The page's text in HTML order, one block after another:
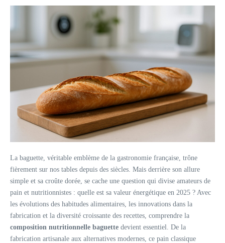
La baguette, véritable emblème de la gastronomie française, trône
fièrement sur nos tables depuis des siècles. Mais derrière son allure
simple et sa croûte dorée, se cache une question qui divise amateurs de
pain et nutritionnistes : quelle est sa valeur énergétique en 2025 ? Avec
les évolutions des habitudes alimentaires, les innovations dans la
fabrication et la diversité croissante des recettes, comprendre la
composition nutritionnelle baguette devient essentiel. De la
fabrication artisanale aux alternatives modernes, ce pain classique